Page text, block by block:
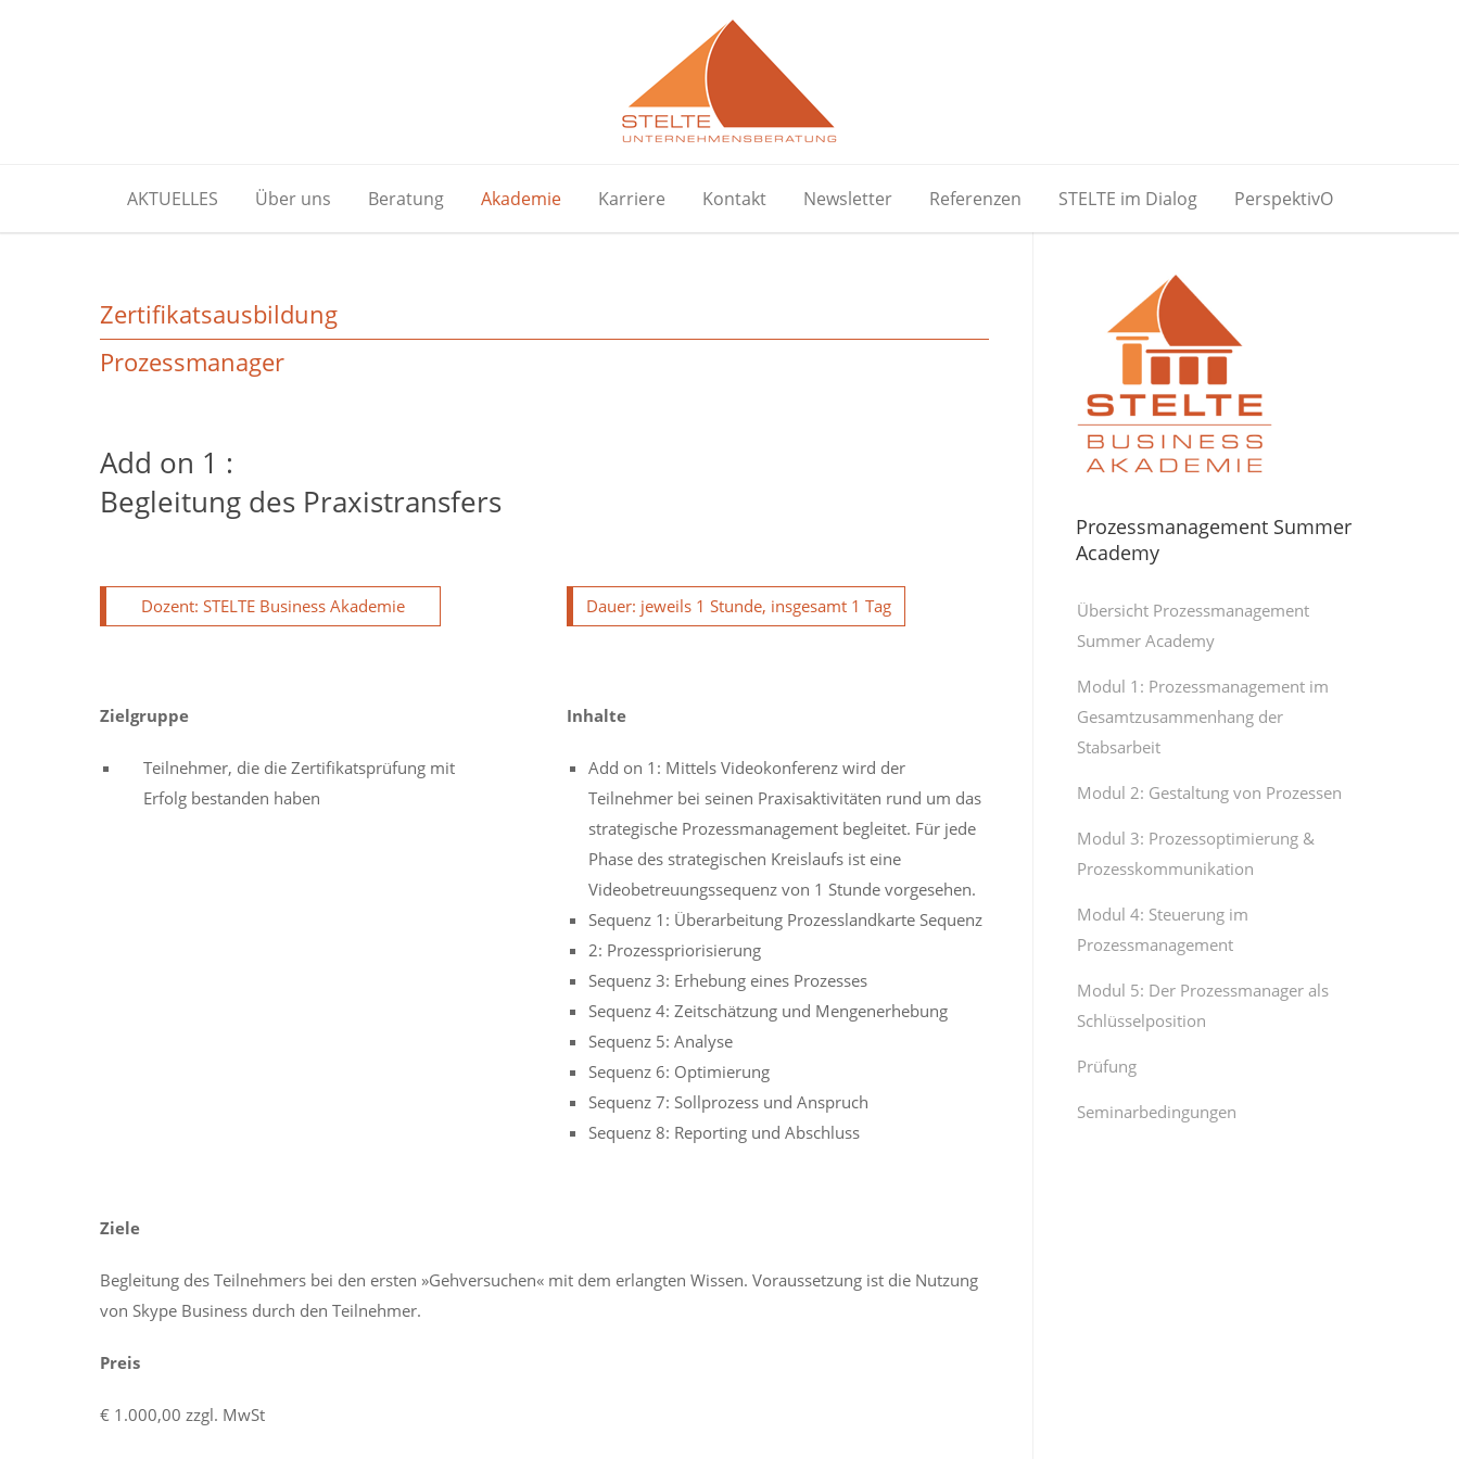
AKTUELLES Über uns Beratung Akademie Karriere Kontakt Newsletter Referenzen STELTE im Dialog PerspektivO
Zertifikatsausbildung
Prozessmanager
Add on 1 :
Begleitung des Praxistransfers
Dozent: STELTE Business Akademie Dauer: jeweils 1 Stunde, insgesamt 1 Tag
Zielgruppe
Teilnehmer, die die Zertifikatsprüfung mit
Erfolg bestanden haben
Inhalte
Add on 1: Mittels Videokonferenz wird der
Teilnehmer bei seinen Praxisaktivitäten rund um das
strategische Prozessmanagement begleitet. Für jede
Phase des strategischen Kreislaufs ist eine
Videobetreuungssequenz von 1 Stunde vorgesehen.
Sequenz 1: Überarbeitung Prozesslandkarte Sequenz
2: Prozesspriorisierung
Sequenz 3: Erhebung eines Prozesses
Sequenz 4: Zeitschätzung und Mengenerhebung
Sequenz 5: Analyse
Sequenz 6: Optimierung
Sequenz 7: Sollprozess und Anspruch
Sequenz 8: Reporting und Abschluss
Ziele
Begleitung des Teilnehmers bei den ersten »Gehversuchen« mit dem erlangten Wissen. Voraussetzung ist die Nutzung
von Skype Business durch den Teilnehmer.
Preis
€ 1.000,00 zzgl. MwSt
Prozessmanagement Summer
Academy
Übersicht Prozessmanagement
Summer Academy
Modul 1: Prozessmanagement im
Gesamtzusammenhang der
Stabsarbeit
Modul 2: Gestaltung von Prozessen
Modul 3: Prozessoptimierung &
Prozesskommunikation
Modul 4: Steuerung im
Prozessmanagement
Modul 5: Der Prozessmanager als
Schlüsselposition
Prüfung
Seminarbedingungen